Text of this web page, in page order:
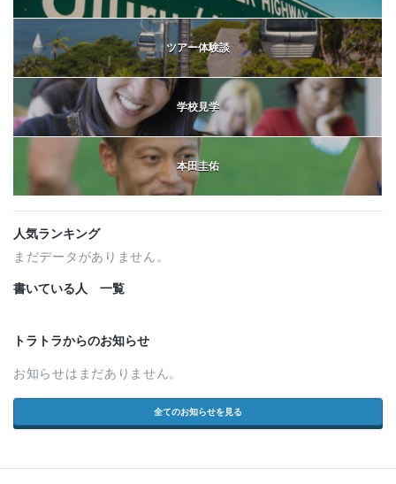
ツアー体験談
学校見学
本田圭佑
人気ランキング
まだデータがありません。
書いている人 一覧
トラトラからのお知らせ
お知らせはまだありません。
全てのお知らせを見る